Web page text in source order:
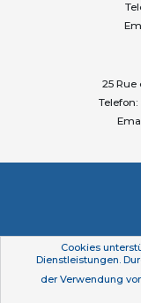
25 Rue
Telefon:
Cookies
Dienstleistungen.
der Verwendung